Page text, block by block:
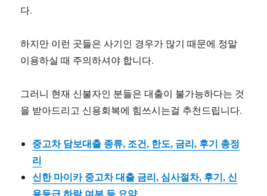
다.
하지만 이런 곳들은 사기인 경우가 많기 때문에 정말
이용하실 때 주의하셔야 합니다.
그러니 현재 신불자인 분들은 대출이 불가능하다는 것
을 받아드리고 신용회복에 힘쓰시는걸 추천드립니다.
중고차 담보대출 종류, 조건, 한도, 금리, 후기 총정
리
신한 마이카 중고차 대출 금리, 심사절차, 후기, 신